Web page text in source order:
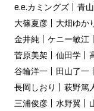
e.e.カミングズ 青
大篠夏彦
大畑ゆか
金井純
ケニー敏江
菅原美架
仙田学
谷輪洋一
田山了一
長岡しおり
萩野篤
三浦俊彦
水野翼